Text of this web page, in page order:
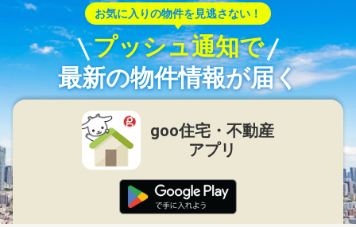
お気に入りの物件を見逃さない！
プッシュ通知で
最新の物件情報が届く
goo住宅・不動産
アプリ